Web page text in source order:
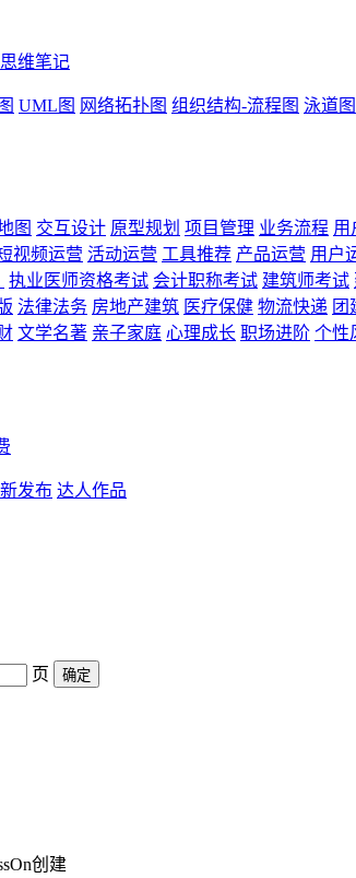
思维笔记
UML图 网络拓扑图 组织结构-流程图 泳道图
图 交互设计 原型规划 项目管理 业务流程 用
视频运营 活动运营 工具推荐 产品运营 用户
执业医师资格考试 会计职称考试 建筑师考试
法律法务 房地产建筑 医疗保健 物流快递 团
文学名著 亲子家庭 心理成长 职场进阶 个性
发布 达人作品
页 确定
创建